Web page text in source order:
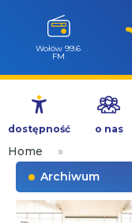
Przejdź
treści
Wołów 99.6
FM
dostępność o nas
Home
»
Archiwum